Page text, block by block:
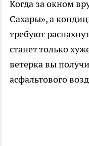
Когда за окном
Сахары», а
требуют
станет только
ветерка вы
асфальтового